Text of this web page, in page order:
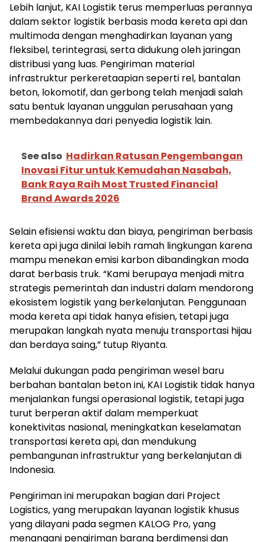
Lebih lanjut, KAI Logistik terus memperluas perannya
dalam sektor logistik berbasis moda kereta api dan
multimoda dengan menghadirkan layanan yang
fleksibel, terintegrasi, serta didukung oleh jaringan
distribusi yang luas. Pengiriman material
infrastruktur perkeretaapian seperti rel, bantalan
beton, lokomotif, dan gerbong telah menjadi salah
satu bentuk layanan unggulan perusahaan yang
membedakannya dari penyedia logistik lain.
See also Hadirkan Ratusan Pengembangan
Inovasi Fitur untuk Kemudahan Nasabah,
Bank Raya Raih Most Trusted Financial
Brand Awards 2026
Selain efisiensi waktu dan biaya, pengiriman berbasis
kereta api juga dinilai lebih ramah lingkungan karena
mampu menekan emisi karbon dibandingkan moda
darat berbasis truk. “Kami berupaya menjadi mitra
strategis pemerintah dan industri dalam mendorong
ekosistem logistik yang berkelanjutan. Penggunaan
moda kereta api tidak hanya efisien, tetapi juga
merupakan langkah nyata menuju transportasi hijau
dan berdaya saing,” tutup Riyanta.
Melalui dukungan pada pengiriman wesel baru
berbahan bantalan beton ini, KAI Logistik tidak hanya
menjalankan fungsi operasional logistik, tetapi juga
turut berperan aktif dalam memperkuat
konektivitas nasional, meningkatkan keselamatan
transportasi kereta api, dan mendukung
pembangunan infrastruktur yang berkelanjutan di
Indonesia.
Pengiriman ini merupakan bagian dari Project
Logistics, yang merupakan layanan logistik khusus
yang dilayani pada segmen KALOG Pro, yang
menangani pengiriman barang berdimensi dan